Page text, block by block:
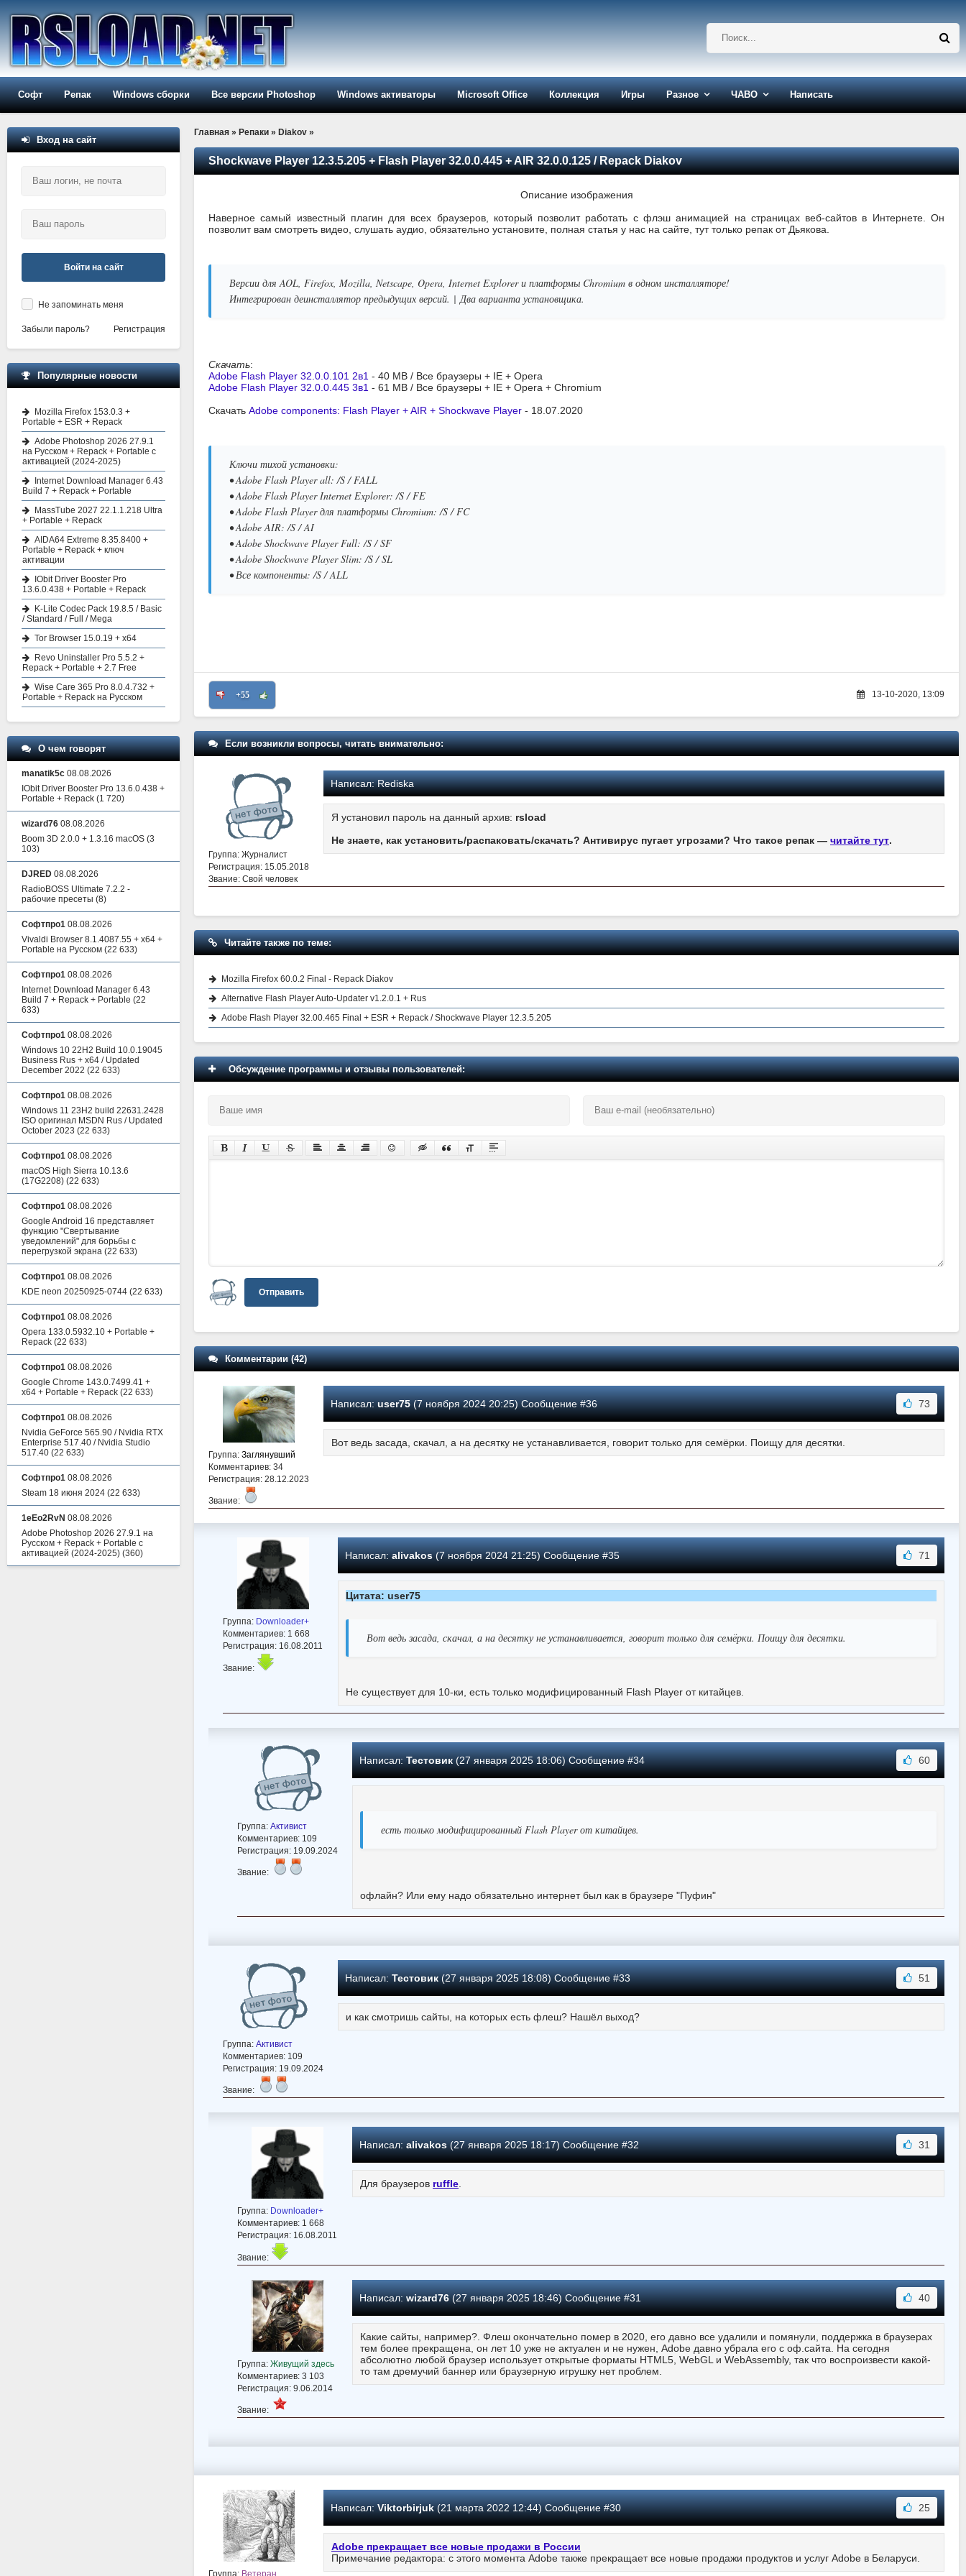
Софт Репак Windows сборки Все версии Photoshop Windows активаторы Microsoft Office Коллекция Игры Разное ЧАВО Написать
Главная » Репаки » Diakov »
Shockwave Player 12.3.5.205 + Flash Player 32.0.0.445 + AIR 32.0.0.125 / Repack Diakov
Наверное самый известный плагин для всех браузеров, который позволит работать с флэш анимацией на страницах веб-сайтов в Интернете. Он
позволит вам смотреть видео, слушать аудио, обязательно установите, полная статья у нас на сайте, тут только репак от Дьякова.
Версии для AOL, Firefox, Mozilla, Netscape, Opera, Internet Explorer и платформы Chromium в одном инсталляторе!
Интегрирован деинсталлятор предыдущих версий. | Два варианта установщика.
Скачать:
Adobe Flash Player 32.0.0.101 2в1 - 40 MB / Все браузеры + IE + Opera
Adobe Flash Player 32.0.0.445 3в1 - 61 MB / Все браузеры + IE + Opera + Chromium
Скачать Adobe components: Flash Player + AIR + Shockwave Player - 18.07.2020
Ключи тихой установки:
• Adobe Flash Player all: /S / FALL
• Adobe Flash Player Internet Explorer: /S / FE
• Adobe Flash Player для платформы Chromium: /S / FC
• Adobe AIR: /S / AI
• Adobe Shockwave Player Full: /S / SF
• Adobe Shockwave Player Slim: /S / SL
• Все компоненты: /S / ALL
+55 13-10-2020, 13:09
Если возникли вопросы, читать внимательно:
Группа: Журналист
Регистрация: 15.05.2018
Звание: Свой человек
Написал:Rediska
Я установил пароль на данный архив: rsload
Не знаете, как установить/распаковать/скачать? Антивирус пугает угрозами? Что такое репак — читайте тут.
Читайте также по теме:
Mozilla Firefox 60.0.2 Final - Repack Diakov
Alternative Flash Player Auto-Updater v1.2.0.1 + Rus
Adobe Flash Player 32.00.465 Final + ESR + Repack / Shockwave Player 12.3.5.205
Обсуждение программы и отзывы пользователей:
Отправить
Комментарии (42)
Группа: Заглянувший
Комментариев: 34
Регистрация: 28.12.2023
Звание:
Написал: user75(7 ноября 2024 20:25) Сообщение #36 73
Вот ведь засада, скачал, а на десятку не устанавливается, говорит только для семёрки. Поищу для десятки.
Группа: Downloader+
Комментариев: 1 668
Регистрация: 16.08.2011
Звание:
Написал: alivakos(7 ноября 2024 21:25) Сообщение #35 71
Цитата: user75
Вот ведь засада, скачал, а на десятку не устанавливается, говорит только для семёрки. Поищу для десятки.
Не существует для 10-ки, есть только модифицированный Flash Player от китайцев.
Группа: Активист
Комментариев: 109
Регистрация: 19.09.2024
Звание:
Написал: Тестовик(27 января 2025 18:06) Сообщение #34 60
есть только модифицированный Flash Player от китайцев.
офлайн? Или ему надо обязательно интернет был как в браузере "Пуфин"
Группа: Активист
Комментариев: 109
Регистрация: 19.09.2024
Звание:
Написал: Тестовик(27 января 2025 18:08) Сообщение #33 51
и как смотришь сайты, на которых есть флеш? Нашёл выход?
Группа: Downloader+
Комментариев: 1 668
Регистрация: 16.08.2011
Звание:
Написал: alivakos(27 января 2025 18:17) Сообщение #32 31
Для браузеров ruffle
Группа: Живущий здесь
Комментариев: 3 103
Регистрация: 9.06.2014
Звание:
Написал: wizard76(27 января 2025 18:46) Сообщение #31 40
Какие сайты, например?. Флеш окончательно помер в 2020, его давно все удалили и помянули, поддержка в браузерах
тем более прекращена, он лет 10 уже не актуален и не нужен, Adobe давно убрала его с оф.сайта. На сегодня
абсолютно любой браузер использует открытые форматы HTML5, WebGL и WebAssembly, так что воспроизвести какой-
то там дремучий баннер или браузерную игрушку нет проблем.
Группа: Ветеран
Написал: Viktorbirjuk(21 марта 2022 12:44) Сообщение #30 25
Adobe прекращает все новые продажи в России
Примечание редактора: с этого момента Adobe также прекращает все новые продажи продуктов и услуг Adobe в Беларуси.
Вход на сайт
Войти на сайт
Не запоминать меня
Забыли пароль? Регистрация
Популярные новости
Mozilla Firefox 153.0.3 +
Portable + ESR + Repack
Adobe Photoshop 2026 27.9.1
на Русском + Repack + Portable с
активацией (2024-2025)
Internet Download Manager 6.43
Build 7 + Repack + Portable
MassTube 2027 22.1.1.218 Ultra
+ Portable + Repack
AIDA64 Extreme 8.35.8400 +
Portable + Repack + ключ
активации
IObit Driver Booster Pro
13.6.0.438 + Portable + Repack
K-Lite Codec Pack 19.8.5 / Basic
/ Standard / Full / Mega
Tor Browser 15.0.19 + x64
Revo Uninstaller Pro 5.5.2 +
Repack + Portable + 2.7 Free
Wise Care 365 Pro 8.0.4.732 +
Portable + Repack на Русском
О чем говорят
manatik5c 08.08.2026
IObit Driver Booster Pro 13.6.0.438 +
Portable + Repack (1 720)
wizard76 08.08.2026
Boom 3D 2.0.0 + 1.3.16 macOS (3
103)
DJRED 08.08.2026
RadioBOSS Ultimate 7.2.2 -
рабочие пресеты (8)
Софтпро1 08.08.2026
Vivaldi Browser 8.1.4087.55 + x64 +
Portable на Русском (22 633)
Софтпро1 08.08.2026
Internet Download Manager 6.43
Build 7 + Repack + Portable (22
633)
Софтпро1 08.08.2026
Windows 10 22H2 Build 10.0.19045
Business Rus + x64 / Updated
December 2022 (22 633)
Софтпро1 08.08.2026
Windows 11 23H2 build 22631.2428
ISO оригинал MSDN Rus / Updated
October 2023 (22 633)
Софтпро1 08.08.2026
macOS High Sierra 10.13.6
(17G2208) (22 633)
Софтпро1 08.08.2026
Google Android 16 представляет
функцию "Свертывание
уведомлений" для борьбы с
перегрузкой экрана (22 633)
Софтпро1 08.08.2026
KDE neon 20250925-0744 (22 633)
Софтпро1 08.08.2026
Opera 133.0.5932.10 + Portable +
Repack (22 633)
Софтпро1 08.08.2026
Google Chrome 143.0.7499.41 +
x64 + Portable + Repack (22 633)
Софтпро1 08.08.2026
Nvidia GeForce 565.90 / Nvidia RTX
Enterprise 517.40 / Nvidia Studio
517.40 (22 633)
Софтпро1 08.08.2026
Steam 18 июня 2024 (22 633)
1eEo2RvN 08.08.2026
Adobe Photoshop 2026 27.9.1 на
Русском + Repack + Portable с
активацией (2024-2025) (360)